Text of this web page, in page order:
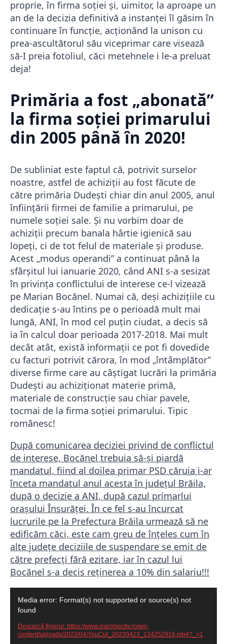
proprie, în firma soției și, uimitor, la aproape un
an de la decizia definitivă a instanței îl găsim în
continuare în funcție, acționând la unison cu
prea-ascultătorul său viceprimar care visează
să-I preia fotoliul, căci metehnele i le-a preluat
deja!
Primăria a fost „abonată”
la firma soției primarului
din 2005 până în 2020!
De subliniat este faptul că, potrivit surselor
noastre, astfel de achiziții au fost făcute de
către primăria Dudești chiar din anul 2005, anul
înființării firmei de familie a primarului, pe
numele soției sale. Și nu vorbim doar de
achiziții precum banala hârtie igienică sau
lopeți, ci de tot felul de materiale și produse.
Acest „modus operandi” a continuat până la
sfârșitul lui ianuarie 2020, când ANI s-a sesizat
în privința conflictului de interese ce-l vizează
pe Marian Bocănel. Numai că, deși achizițiile cu
dedicație s-au întins pe o perioadă mult mai
lungă, ANI, în mod cel puțin ciudat, a decis să
ia în calcul doar perioada 2017-2018. Mai mult
decât atât, există informații ce pot fi dovedide
cu facturi potrivit cărora, în mod „întâmplător”
diverse firme care au câștigat lucrări la primăria
Dudești au achiziționat materie primă,
materiale de construcție sau chiar pavele,
tocmai de la firma soției primarului. Tipic
românesc!
După comunicarea deciziei privind de conflictul
de interese, Bocănel trebuia să-și piardă
mandatul, fiind al doilea primar PSD căruia i-ar
înceta mandatul anul acesta în județul Brăila,
după o decizie a ANI, după cazul primarlui
orașului Însurăței. În ce fel s-au încurcat
lucrurile pe la Prefectura Brăila urmează să ne
edificăm căci, este cam greu de înțeles cum în
alte județe deciziile de suspendare se emit de
către prefecți fără ezitare, iar în cazul lui
Bocănel s-a decis reținerea a 10% din salariu!!!
video
Media error: Format(s) not supported or source(s) not
found
Descarcă fișierul: https://www.ziarobiectiv.ro/wp-
content/uploads/2023/04/YouCut_20230423_134252916.mp4?_=1